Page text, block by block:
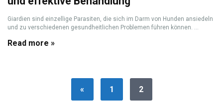
Giardien sind einzellige Parasiten, die sich im Darm von Hunden ansiedeln
und zu verschiedenen gesundheitlichen Problemen führen können. ...
Read more »
« 1 2